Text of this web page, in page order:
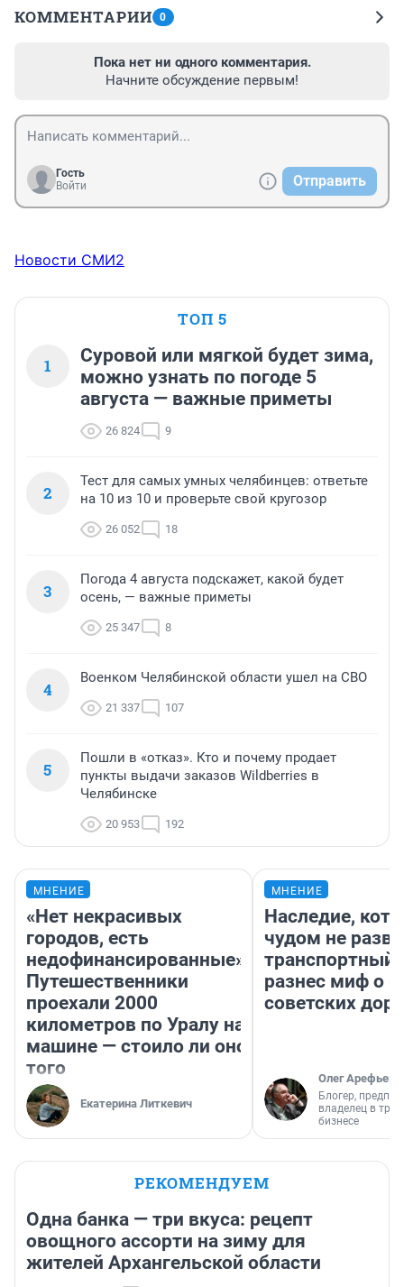
КОММЕНТАРИИ 0
Пока нет ни одного комментария.
Начните обсуждение первым!
Гость
Войти
Отправить
Новости СМИ2
ТОП 5
1
Суровой или мягкой будет зима,
можно узнать по погоде 5
августа — важные приметы
26 824 9
2
Тест для самых умных челябинцев: ответьте
на 10 из 10 и проверьте свой кругозор
26 052 18
3
Погода 4 августа подскажет, какой будет
осень, — важные приметы
25 347 8
4
Военком Челябинской области ушел на СВО
21 337 107
5
Пошли в «отказ». Кто и почему продает
пункты выдачи заказов Wildberries в
Челябинске
20 953 192
МНЕНИЕ
«Нет некрасивых
городов, есть
недофинансированные».
Путешественники
проехали 2000
километров по Уралу на
машине — стоило ли оно
того
Екатерина Литкевич
МНЕНИЕ
Наследие,
чудом не
транспортный
разнес миф о
советских
Олег Арефьев
Блогер,
владелец в
бизнесе
РЕКОМЕНДУЕМ
Одна банка — три вкуса: рецепт
овощного ассорти на зиму для
жителей Архангельской области